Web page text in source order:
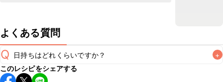
よくある質問
Q 日持ちはどれくらいですか？ +
保存期間は冷蔵で翌日中が目安です。なるべくお早めにお召
このレシピをシェアする